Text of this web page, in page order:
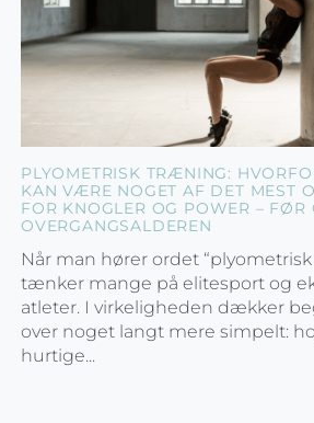
PLYOMETRISK TRÆNING:
KAN VÆRE NOGET AF DET MEST
FOR KNOGLER OG POWER – FØR
OVERGANGSALDEREN
Når man hører ordet
tænker mange på elitesport og
atleter. I virkeligheden dækker
over noget langt mere simpelt:
hurtige...